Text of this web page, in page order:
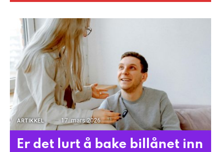
ARTIKKEL 17. mars 2026
Er det lurt å bake billånet inn